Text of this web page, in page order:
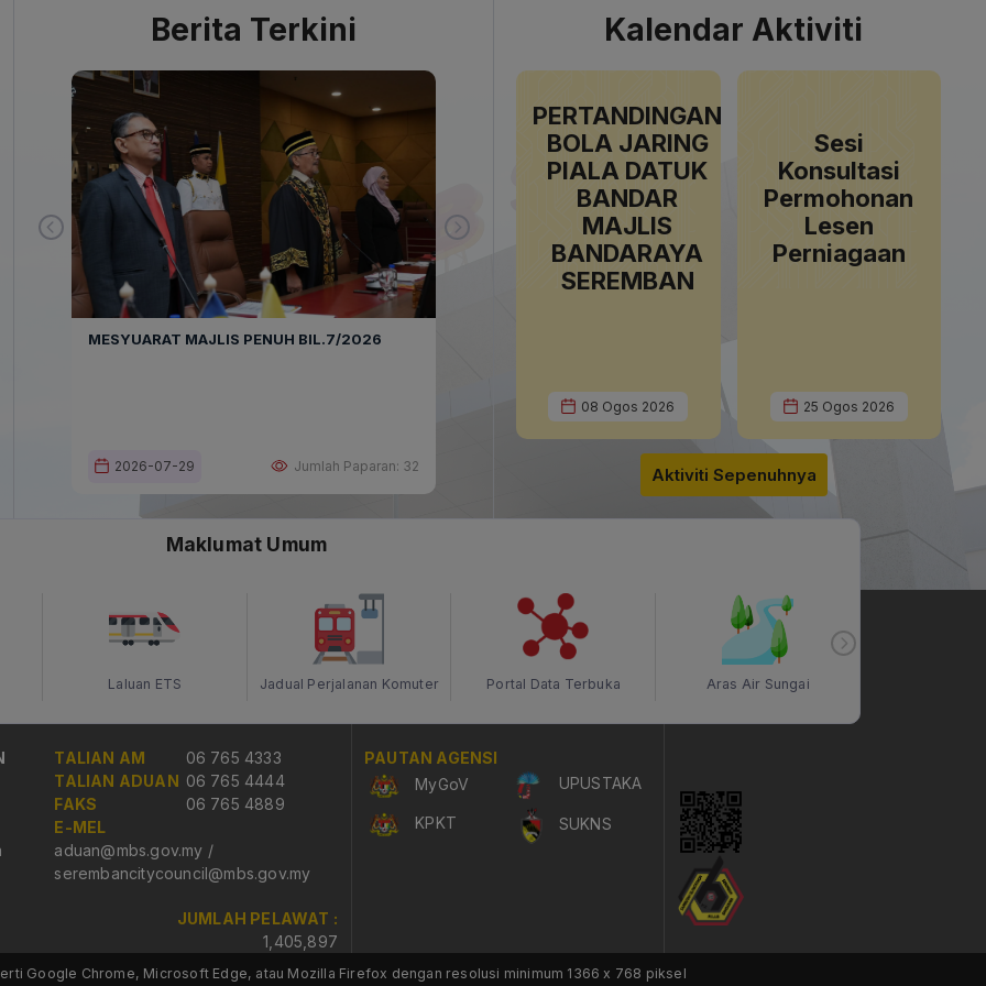
Berita Terkini
MESYUARAT MAJLIS PENUH BIL.7/2026
2026-07-29 Jumlah Paparan: 32 Jumlah Paparan: 25
‹ ›
Kalendar Aktiviti
PERTANDINGAN
BOLA JARING
PIALA DATUK
BANDAR
MAJLIS
BANDARAYA
SEREMBAN
08 Ogos 2026
Sesi
Konsultasi
Permohonan
Lesen
Perniagaan
25 Ogos 2026
Aktiviti Sepenuhnya
Maklumat Umum
Laluan ETS Jadual Perjalanan Komuter Portal Data Terbuka Aras Air Sungai
TALIAN AM
06 765 4333
TALIAN ADUAN 06 765 4444
FAKS
06 765 4889
E-MEL
aduan@mbs.gov.my /
serembancitycouncil@mbs.gov.my
JUMLAH PELAWAT :
1,405,897
PAUTAN AGENSI
MyGoV
KPKT
UPUSTAKA
SUKNS
Google Chrome, Microsoft Edge, atau Mozilla Firefox dengan resolusi minimum 1366 x 768 piksel